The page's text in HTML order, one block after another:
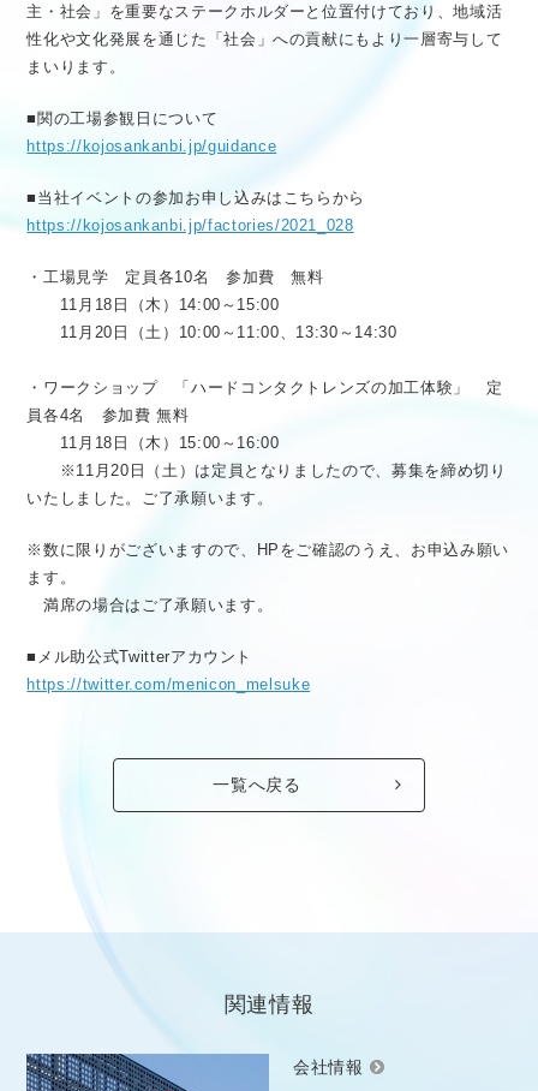
主・社会」を重要なステークホルダーと位置付けており、地域活
性化や文化発展を通じた「社会」への貢献にもより一層寄与して
まいります。
■関の工場参観日について
https://kojosankanbi.jp/guidance
■当社イベントの参加お申し込みはこちらから
https://kojosankanbi.jp/factories/2021_028
・工場見学 定員各10名 参加費 無料
11月18日（木）14:00～15:00
11月20日（土）10:00～11:00、13:30～14:30
・ワークショップ 「ハードコンタクトレンズの加工体験」 定
員各4名 参加費 無料
11月18日（木）15:00～16:00
※11月20日（土）は定員となりましたので、募集を締め切り
いたしました。ご了承願います。
※数に限りがございますので、HPをご確認のうえ、お申込み願い
ます。
満席の場合はご了承願います。
■メル助公式Twitterアカウント
https://twitter.com/menicon_melsuke
一覧へ戻る
関連情報
会社情報